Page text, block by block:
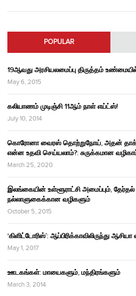
POPULAR
19ஆவது அரசியலமைப்பு திருத்தம்
May 6, 2015
கலியாணம் முடிஞ்சி 11ஆம் நாள் எய்ட்ஸ்!
July 10, 2014
கொரோனா வைரஸ் தொற்றுநோய், அதன்
என்ன உதவி செய்யலாம்?: சுருக்கமான
March 25, 2020
இலங்கையின் உள்ளூராட்சி அமைப்பும்,
நல்லாளுகைக்கான வழிகளும்
October 5, 2015
‘கிளிட்டோரிஸ்’: ஆப்பிரிக்காவிலிருந்து
May 1, 2017
ஊடகங்கள்: மாயைகளும், மந்திரங்களும்
March 3, 2014